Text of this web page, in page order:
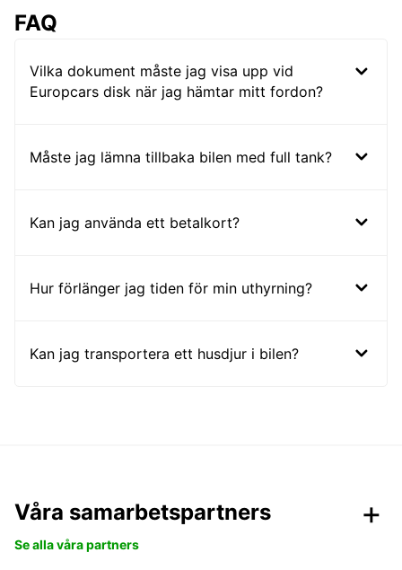
FAQ
Vilka dokument måste jag visa upp vid
Europcars disk när jag hämtar mitt fordon?
Måste jag lämna tillbaka bilen med full tank?
Kan jag använda ett betalkort?
Hur förlänger jag tiden för min uthyrning?
Kan jag transportera ett husdjur i bilen?
Våra samarbetspartners
Se alla våra partners